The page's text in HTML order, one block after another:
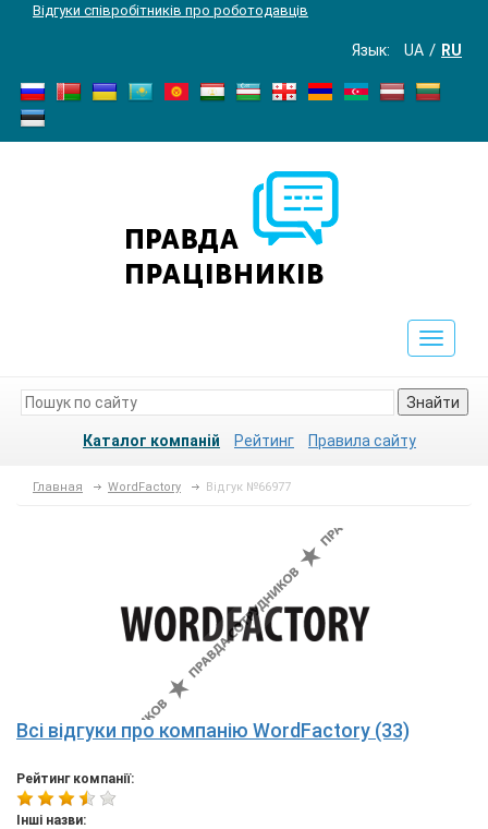
Відгуки співробітників про роботодавців
Язык: UA RU
Toggle
Знайти
Каталог компаній Рейтинг Правила сайту
Главная WordFactory Відгук №66977
Всі відгуки про компанію WordFactory (33)
Рейтинг компанії:
Інші назви: